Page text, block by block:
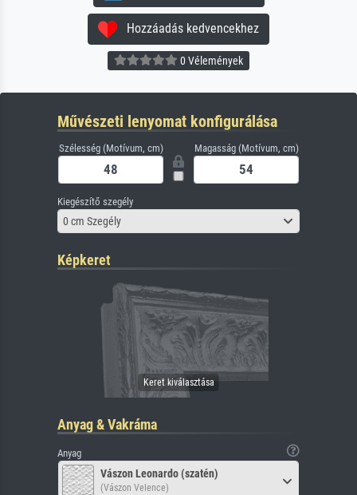
Hozzáadás kedvencekhez
0 Vélemények
Művészeti lenyomat konfigurálása
Szélesség (Motívum, cm) Magasság (Motívum, cm)
Kiegészítő szegély
0 cm Szegély
Képkeret
Anyag & Vakráma
Anyag
Vászon Leonardo (szatén)
(Vászon Velence)